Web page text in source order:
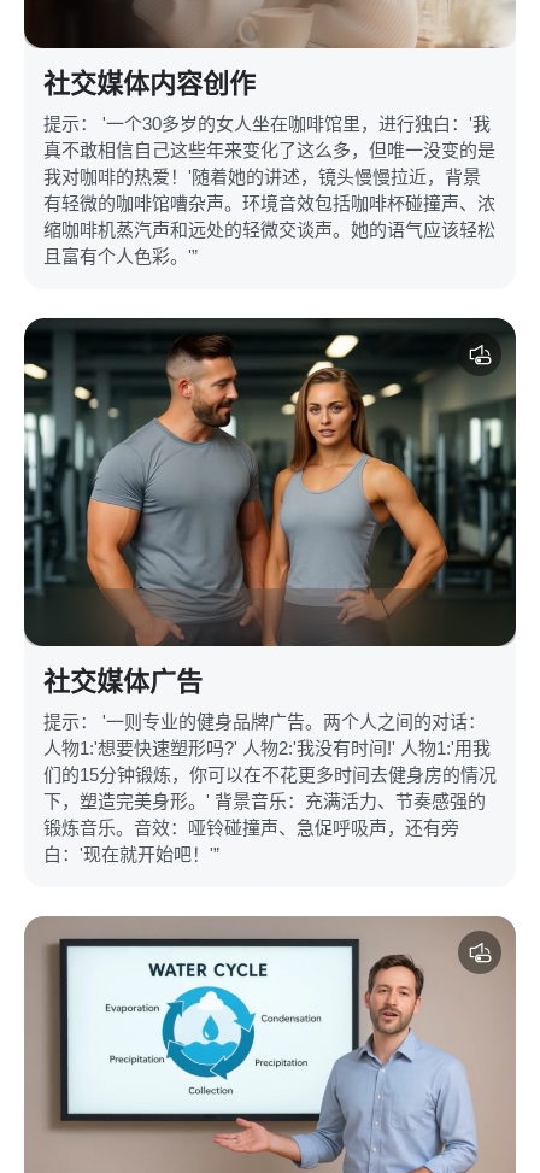
社交媒体内容创作
提示： '一个30多岁的女人坐在咖啡馆里，进行独白：'我
真不敢相信自己这些年来变化了这么多，但唯一没变的是
我对咖啡的热爱！'随着她的讲述，镜头慢慢拉近，背景
有轻微的咖啡馆嘈杂声。环境音效包括咖啡杯碰撞声、浓
缩咖啡机蒸汽声和远处的轻微交谈声。她的语气应该轻松
且富有个人色彩。'”
社交媒体广告
提示： '一则专业的健身品牌广告。两个人之间的对话：
人物1:'想要快速塑形吗?' 人物2:'我没有时间!' 人物1:'用我
们的15分钟锻炼，你可以在不花更多时间去健身房的情况
下，塑造完美身形。' 背景音乐：充满活力、节奏感强的
锻炼音乐。音效：哑铃碰撞声、急促呼吸声，还有旁
白：'现在就开始吧！'”